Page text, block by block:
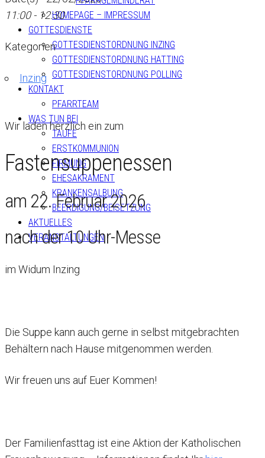
HOMEPAGE – IMPRESSUM
GOTTESDIENSTE
GOTTESDIENSTORDNUNG INZING
GOTTESDIENSTORDNUNG HATTING
GOTTESDIENSTORDNUNG POLLING
KONTAKT
PFARRTEAM
WAS TUN BEI
TAUFE
ERSTKOMMUNION
FIRMUNG
EHESAKRAMENT
KRANKENSALBUNG
BEERDIGUNG/BEISETZUNG
AKTUELLES
VERANSTALTUNGEN
11:00 - 12:30
Kategorien
Inzing
Wir laden herzlich ein zum
Fastensuppenessen
am 22. Februar 2026
nach der 10 Uhr-Messe
im Widum Inzing
Die Suppe kann auch gerne in selbst mitgebrachten
Behältern nach Hause mitgenommen werden.
Wir freuen uns auf Euer Kommen!
Der Familienfasttag ist eine Aktion der Katholischen